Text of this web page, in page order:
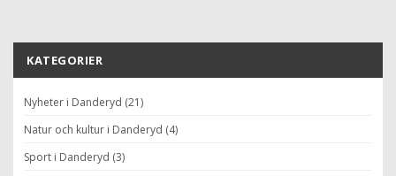
KATEGORIER
Nyheter i Danderyd (21)
Natur och kultur i Danderyd (4)
Sport i Danderyd (3)